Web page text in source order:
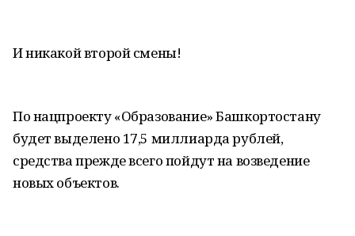
И никакой второй смены!
По нацпроекту «Образование» Башкортостану
будет выделено 17,5 миллиарда рублей,
средства прежде всего пойдут на возведение
новых объектов.